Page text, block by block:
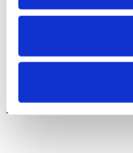
propinas gratuitas.
Ensino
Artigo anterior
Os melhores países por
5 razões para estudar